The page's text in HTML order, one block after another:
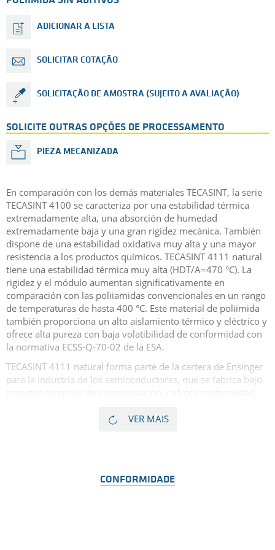
ADICIONAR A LISTA
SOLICITAR COTAÇÃO
SOLICITAÇÃO DE AMOSTRA (SUJEITO A AVALIAÇÃO)
SOLICITE OUTRAS OPÇÕES DE PROCESSAMENTO
PIEZA MECANIZADA
En comparación con los demás materiales TECASINT, la serie
TECASINT 4100 se caracteriza por una estabilidad térmica
extremadamente alta, una absorción de humedad
extremadamente baja y una gran rigidez mecánica. También
dispone de una estabilidad oxidativa muy alta y una mayor
resistencia a los productos químicos. TECASINT 4111 natural
tiene una estabilidad térmica muy alta (HDT/A=470 °C). La
rigidez y el módulo aumentan significativamente en
comparación con las poliiamidas convencionales en un rango
de temperaturas de hasta 400 °C. Este material de poliimida
también proporciona un alto aislamiento térmico y eléctrico y
ofrece alta pureza con baja volatibilidad de conformidad con
la normativa ECSS-Q-70-02 de la ESA.
TECASINT 4111 natural forma parte de la cartera de Ensinger
para la industria de los semiconductores, que se fabrica bajo
y consistencia de calidad de este perfil de propiedades único.
La elevada rigidez con módulo de flexión de hasta 6100 MPa
VER MAIS
CONFORMIDADE